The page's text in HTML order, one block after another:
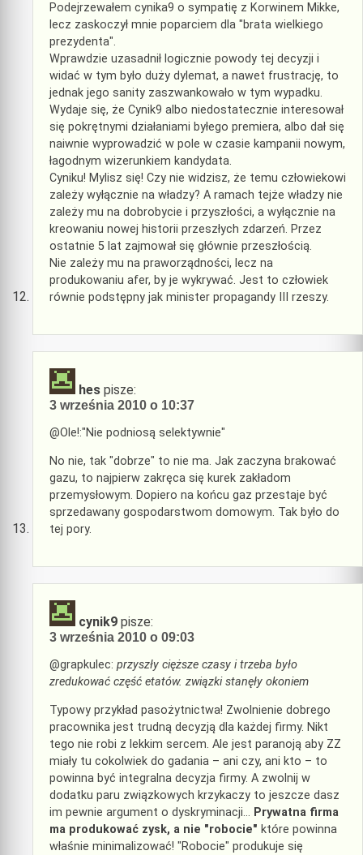
Podejrzewałem cynika9 o sympatię z Korwinem Mikke,
lecz zaskoczył mnie poparciem dla "brata wielkiego
prezydenta".
Wprawdzie uzasadnił logicznie powody tej decyzji i
widać w tym było duży dylemat, a nawet frustrację, to
jednak jego sanity zaszwankowało w tym wypadku.
Wydaje się, że Cynik9 albo niedostatecznie interesował
się pokrętnymi działaniami byłego premiera, albo dał się
naiwnie wyprowadzić w pole w czasie kampanii nowym,
łagodnym wizerunkiem kandydata.
Cyniku! Mylisz się! Czy nie widzisz, że temu człowiekowi
zależy wyłącznie na władzy? A ramach tejże władzy nie
zależy mu na dobrobycie i przyszłości, a wyłącznie na
kreowaniu nowej historii przeszłych zdarzeń. Przez
ostatnie 5 lat zajmował się głównie przeszłością.
Nie zależy mu na praworządności, lecz na
produkowaniu afer, by je wykrywać. Jest to człowiek
równie podstępny jak minister propagandy III rzeszy.
hes pisze:
3 września 2010 o 10:37
@Ole!:"Nie podniosą selektywnie"
No nie, tak "dobrze" to nie ma. Jak zaczyna brakować
gazu, to najpierw zakręca się kurek zakładom
przemysłowym. Dopiero na końcu gaz przestaje być
sprzedawany gospodarstwom domowym. Tak było do
tej pory.
cynik9 pisze:
3 września 2010 o 09:03
@grapkulec: przyszły cięższe czasy i trzeba było
zredukować część etatów. związki stanęły okoniem
Typowy przykład pasożytnictwa! Zwolnienie dobrego
pracownika jest trudną decyzją dla każdej firmy. Nikt
tego nie robi z lekkim sercem. Ale jest paranoją aby ZZ
miały tu cokolwiek do gadania – ani czy, ani kto – to
powinna być integralna decyzja firmy. A zwolnij w
dodatku paru związkowych krzykaczy to jeszcze dasz
im pewnie argument o dyskryminacji… Prywatna firma
ma produkować zysk, a nie "robocie" które powinna
właśnie minimalizować! "Robocie" produkuje się